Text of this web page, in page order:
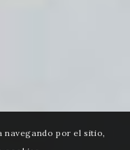
navegando por el sitio,